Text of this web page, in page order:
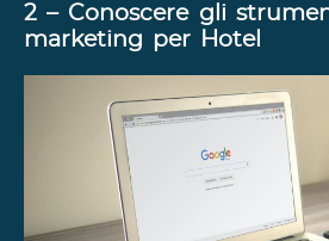
2 – Conoscere gli
marketing per Hotel